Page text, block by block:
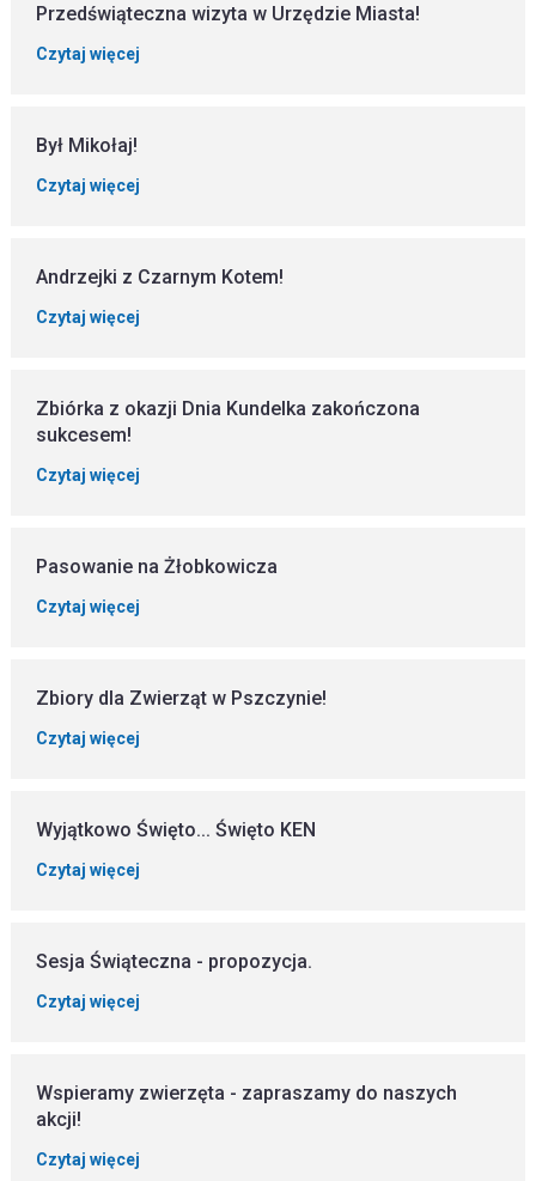
Przedświąteczna wizyta w Urzędzie Miasta!
Czytaj więcej
Był Mikołaj!
Czytaj więcej
Andrzejki z Czarnym Kotem!
Czytaj więcej
Zbiórka z okazji Dnia Kundelka zakończona
sukcesem!
Czytaj więcej
Pasowanie na Żłobkowicza
Czytaj więcej
Zbiory dla Zwierząt w Pszczynie!
Czytaj więcej
Wyjątkowo Święto... Święto KEN
Czytaj więcej
Sesja Świąteczna - propozycja.
Czytaj więcej
Wspieramy zwierzęta - zapraszamy do naszych
akcji!
Czytaj więcej